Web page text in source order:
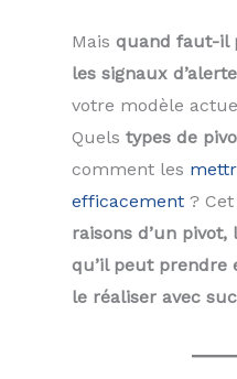
Mais quand faut-il
les signaux d’alerte
votre modèle
Quels types de
comment les
efficacement ?
raisons d’un
qu’il peut prendre
le réaliser avec